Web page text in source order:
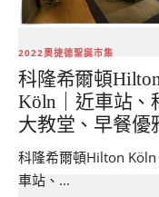
2022奧捷德聖誕市集
科隆希爾頓Hilton
Köln｜近車站、
大教堂、早餐優
科隆希爾頓Hilton
車站、...